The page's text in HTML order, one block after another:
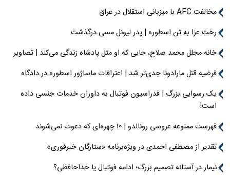
مخالفت AFC با میزبانی استقلال در عراق
رختِ عزا به تن اسطوره | پدر لیونل مسی درگذشت
خانه مجلل محمد صلاح، جایی که او مثل پادشاه زندگی می‌کند | تصاویر
فرضیه قتل مارادونا جدی‌تر شد | اعترافات ماساژور اسطوره در دادگاه
یک رسوایی بزرگ | فدراسیون فوتبال به داوران خدمات جنسی داده
است!
فهرست ممنوعه عروسی رونالدو | ۱۰ چهره‌ای که دعوت نمی‌شوند
تقدیر از مصطفی احمدی در ویژه‌برنامه «ستارگان خبرفوری»
نیمار در آستانه تصمیم بزرگ؛ ادامه فوتبال یا خداحافظی؟